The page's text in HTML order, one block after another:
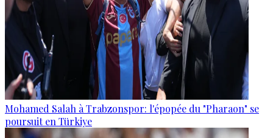
Mohamed Salah à Trabzonspor: l'épopée du "Pharaon" se
poursuit en Türkiye